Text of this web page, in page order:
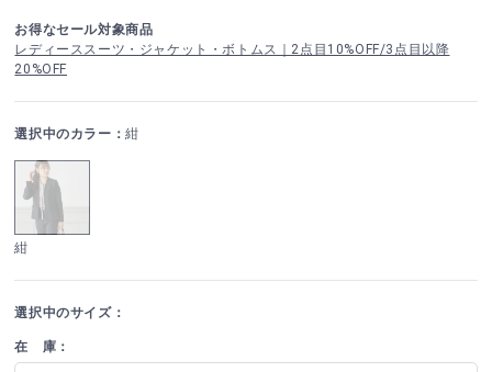
お得なセール対象商品
レディーススーツ・ジャケット・ボトムス｜2点目10%OFF/3点目以降
20%OFF
選択中のカラー：紺
紺
選択中のサイズ：
在 庫：